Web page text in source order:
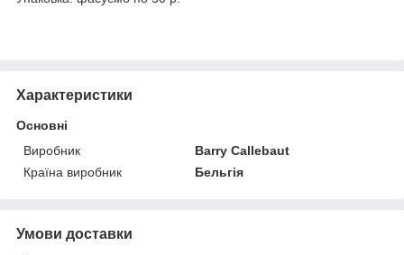
Характеристики
Основні
Виробник
Barry Callebaut
Країна виробник
Бельгія
Умови доставки